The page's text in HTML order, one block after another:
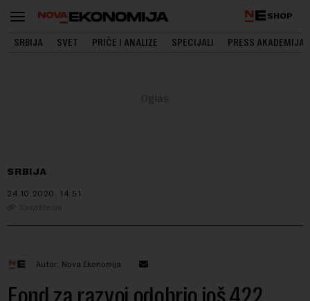
SHOP
SRBIJA SVET PRIČE I ANALIZE SPECIJALI PRESS AKADEMIJA
SRBIJA
24.10.2020. 14:51
Saopštenje
Autor: Nova Ekonomija